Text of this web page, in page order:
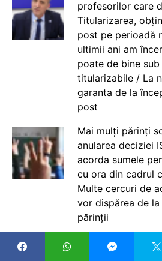
profesorilor care
Titularizarea,
post pe perioadă
ultimii ani am
poate de bine
titularizabile / La
garanta de la
post
Mai mulți părinți
anularea deciziei
acorda sumele
cu ora din cadrul
Multe cercuri de
vor dispărea de
părinții
Titularizare 2026.
posturilor pentru